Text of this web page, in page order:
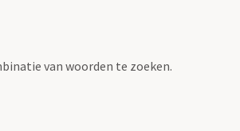
van woorden te zoeken.